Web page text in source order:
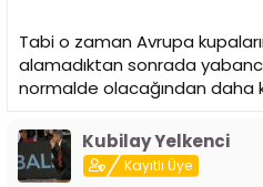
Tabi o zaman Avrupa
alamadıktan sonrada
normalde olacağından daha
Kubilay Yelkenci
Kayıtlı Üye